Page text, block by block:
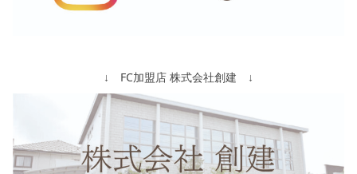
↓ FC加盟店 株式会社創建 ↓